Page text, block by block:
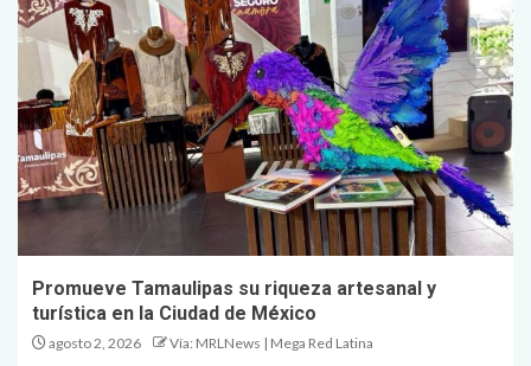
Promueve Tamaulipas su riqueza artesanal y
turística en la Ciudad de México
agosto 2, 2026 Vía: MRLNews | Mega Red Latina